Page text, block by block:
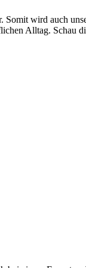
Somit wird auch
Alltag. Schau